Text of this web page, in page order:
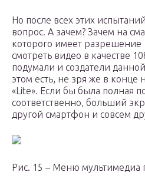
Но после всех этих
вопрос. А зачем? Зачем на
которого имеет разрешение
смотреть видео в качестве
подумали и создатели
этом есть, не зря же в конце
«Lite». Если бы была полная
соответственно, больший
другой смартфон и совсем
Рис. 15 – Меню мультимедиа